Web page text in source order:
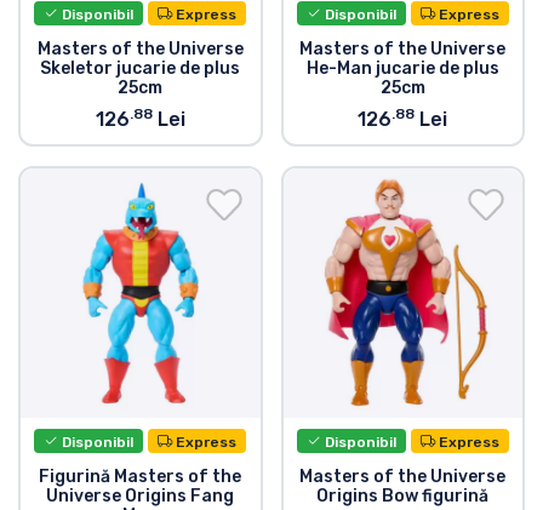
Disponibil Express
Masters of the Universe
Skeletor jucarie de plus
25cm
126.88Lei
Disponibil Express
Masters of the Universe
He-Man jucarie de plus
25cm
126.88 Lei
Disponibil Express
Figurină Masters of the
Universe Origins Fang
Disponibil Express
Masters of the Universe
Origins Bow figurină